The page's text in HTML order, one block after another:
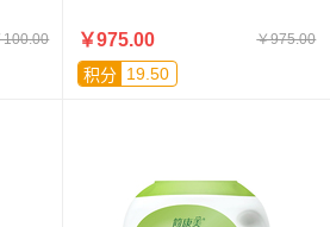
100.00 ￥975.00
￥975.00
积分 19.50